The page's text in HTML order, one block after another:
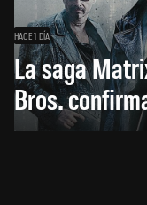
HACE 1 DÍA
La saga
Bros.